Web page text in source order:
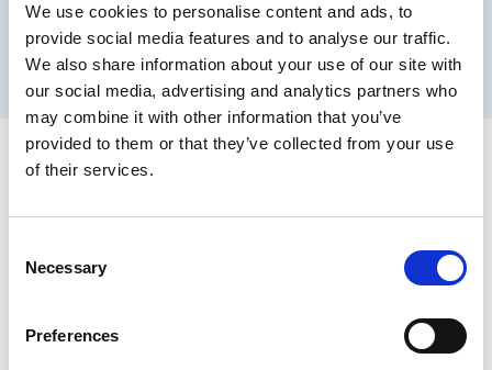
We use cookies to personalise content and ads, to
provide social media features and to analyse our traffic.
We also share information about your use of our site with
our social media, advertising and analytics partners who
may combine it with other information that you’ve
provided to them or that they’ve collected from your use
of their services.
Selection
Necessary
Preferences
Van de pracht en praal in historische vestingstad Heusden tot
interactieve games in Vlijmen en de leukste restaurants. Ontdek
wat er te doen is in Heusden:
6. Een historisch juweel: Het Gouverneurshuis
Ontdek dit pareltje in Heusden Vesting: Het
herbergt een verrassend museum dat het verhaal van
programma én is het de perfecte plek voor een heerlijke